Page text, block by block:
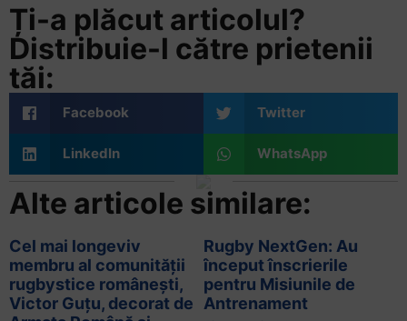
Ți-a plăcut articolul?
Distribuie-l către prietenii
tăi:
Facebook Twitter
LinkedIn WhatsApp
Alte articole similare:
Cel mai longeviv
membru al comunității
rugbystice românești,
Victor Guțu, decorat de
Rugby NextGen: Au
început înscrierile
pentru Misiunile de
Antrenament